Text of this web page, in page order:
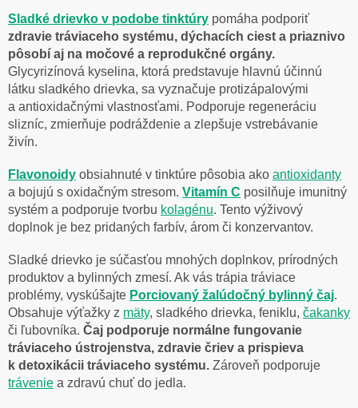
Sladké drievko v podobe tinktúry pomáha podporiť
zdravie tráviaceho systému, dýchacích ciest a priaznivo
pôsobí aj na močové a reprodukčné orgány.
Glycyrizínová kyselina, ktorá predstavuje hlavnú účinnú
látku sladkého drievka, sa vyznačuje protizápalovými
a antioxidačnými vlastnosťami. Podporuje regeneráciu
slizníc, zmierňuje podráždenie a zlepšuje vstrebávanie
živín.
Flavonoidy obsiahnuté v tinktúre pôsobia ako antioxidanty
a bojujú s oxidačným stresom. Vitamín C posilňuje imunitný
systém a podporuje tvorbu kolagénu. Tento výživový
doplnok je bez pridaných farbív, árom či konzervantov.
Sladké drievko je súčasťou mnohých doplnkov, prírodných
produktov a bylinných zmesí. Ak vás trápia tráviace
problémy, vyskúšajte Porciovaný žalúdočný bylinný čaj.
Obsahuje výťažky z mäty, sladkého drievka, feniklu, čakanky
či ľubovníka. Čaj podporuje normálne fungovanie
tráviaceho ústrojenstva, zdravie čriev a prispieva
k detoxikácii tráviaceho systému. Zároveň podporuje
trávenie a zdravú chuť do jedla.